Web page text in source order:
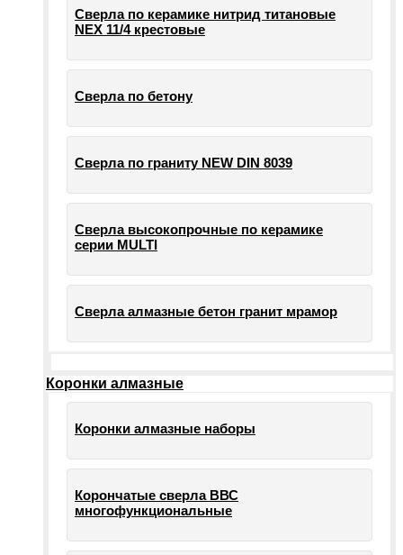
Сверла по керамике нитрид титановые
NEX 11/4 крестовые
Сверла по бетону
Сверла по граниту NEW DIN 8039
Сверла высокопрочные по керамике
серии MULTI
Сверла алмазные бетон гранит мрамор
Коронки алмазные
Коронки алмазные наборы
Корончатые сверла ВВС
многофункциональные